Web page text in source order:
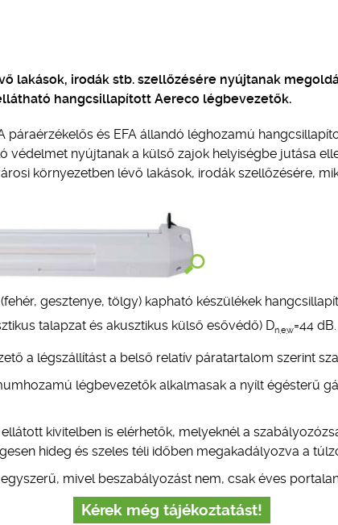
lakások, irodák stb. szellőzésére nyújtanak
hangcsillapított Aereco légbevezetők.
páraérzékelős és EFA állandó léghozamú
védelmet nyújtanak a külső zajok helyiségbe jutása
környezetben lévő lakások, irodák szellőzésére,
gesztenye, tölgy) kapható készülékek
talapzat és akusztikus külső esővédő) Dn,e,w=44 dB.
a légszállítást a belső relatív páratartalom szerint
légbevezetők alkalmasak a nyílt égésterű
kivitelben is elérhetők, melyeknél a
hideg és szeles téli időben megakadályozva a
mivel beszabályozást nem, csak éves
Kérek még tájékoztatást!